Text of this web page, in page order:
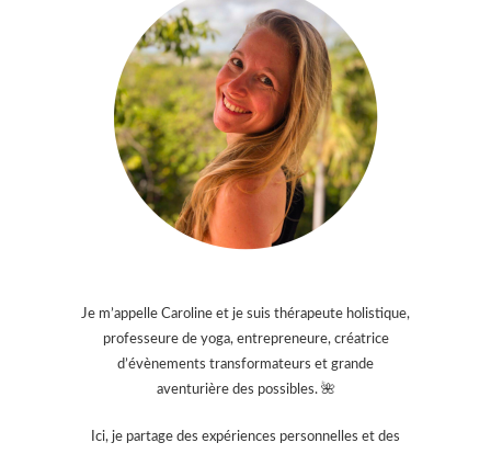
Je m’appelle Caroline et je suis thérapeute holistique,
professeure de yoga, entrepreneure, créatrice
d’évènements transformateurs et grande
aventurière des possibles. 🌺
Ici, je partage des expériences personnelles et des